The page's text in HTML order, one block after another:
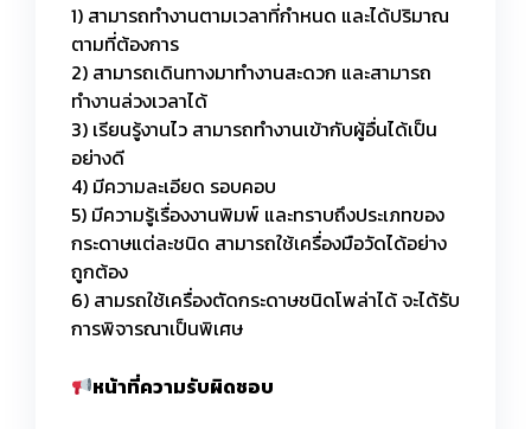
1) สามารถทำงานตามเวลาที่กำหนด และได้ปริมาณ
ตามที่ต้องการ
2) สามารถเดินทางมาทำงานสะดวก และสามารถ
ทำงานล่วงเวลาได้
3) เรียนรู้งานไว สามารถทำงานเข้ากับผู้อื่นได้เป็น
อย่างดี
4) มีความละเอียด รอบคอบ
5) มีความรู้เรื่องงานพิมพ์ และทราบถึงประเภทของ
กระดาษแต่ละชนิด สามารถใช้เครื่องมือวัดได้อย่าง
ถูกต้อง
6) สามรถใช้เครื่องตัดกระดาษชนิดโพล่าได้ จะได้รับ
การพิจารณาเป็นพิเศษ
หน้าที่ความรับผิดชอบ